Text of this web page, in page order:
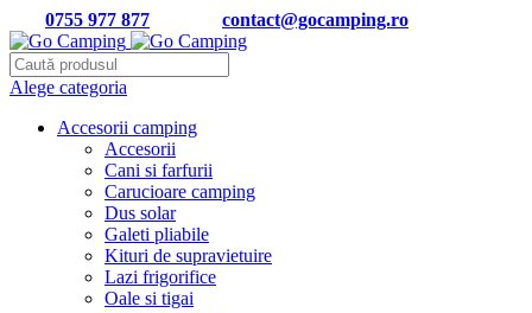
0755 977 877 contact@gocamping.ro
Alege categoria
Accesorii camping
Accesorii
Cani si farfurii
Carucioare camping
Dus solar
Galeti pliabile
Kituri de supravietuire
Lazi frigorifice
Oale si tigai